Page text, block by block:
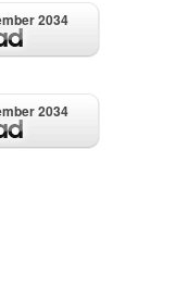
2034
2034